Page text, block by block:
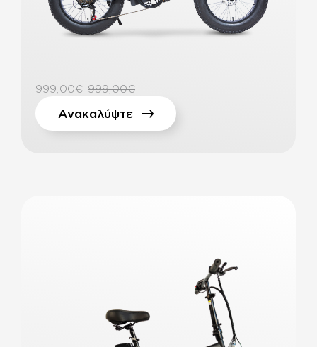
Ανακαλύψτε
999,00€ 999,00€